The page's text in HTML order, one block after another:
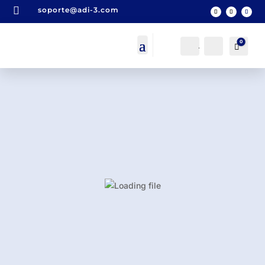
 soporte@adi-3.com
Acceso BuscarCarro
0